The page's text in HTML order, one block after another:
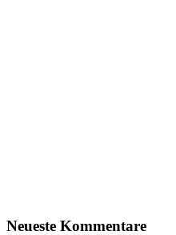
Neueste Kommentare